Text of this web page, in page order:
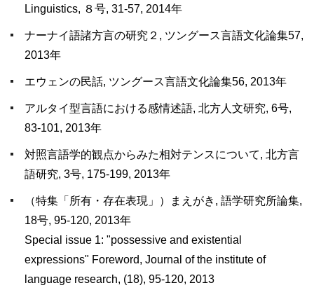
Linguistics, ８号, 31-57, 2014年
ナーナイ語諸方言の研究２, ツングース言語文化論集57,
2013年
エウェンの民話, ツングース言語文化論集56, 2013年
アルタイ型言語における感情述語, 北方人文研究, 6号,
83-101, 2013年
対照言語学的観点からみた相対テンスについて, 北方言
語研究, 3号, 175-199, 2013年
（特集「所有・存在表現」）まえがき, 語学研究所論集,
18号, 95-120, 2013年
Special issue 1: "possessive and existential
expressions" Foreword, Journal of the institute of
language research, (18), 95-120, 2013